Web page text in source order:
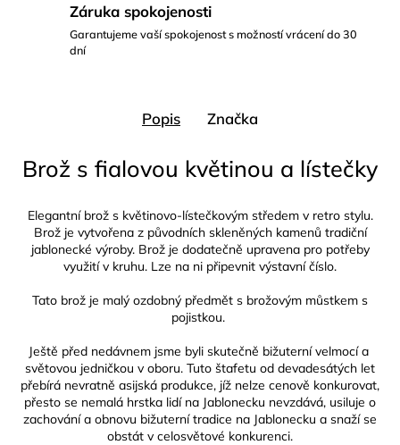
Záruka spokojenosti
Garantujeme vaší spokojenost s možností vrácení do 30
dní
Popis Značka
Brož s fialovou květinou a lístečky
Elegantní brož s květinovo-lístečkovým středem v retro stylu.
Brož je vytvořena z původních skleněných kamenů tradiční
jablonecké výroby. Brož je dodatečně upravena pro potřeby
využití v kruhu. Lze na ni připevnit výstavní číslo.
Tato brož je malý ozdobný předmět s brožovým můstkem s
pojistkou.
Ještě před nedávnem jsme byli skutečně bižuterní velmocí a
světovou jedničkou v oboru. Tuto štafetu od devadesátých let
přebírá nevratně asijská produkce, jíž nelze cenově konkurovat,
přesto se nemalá hrstka lidí na Jablonecku nevzdává, usiluje o
zachování a obnovu bižuterní tradice na Jablonecku a snaží se
obstát v celosvětové konkurenci.